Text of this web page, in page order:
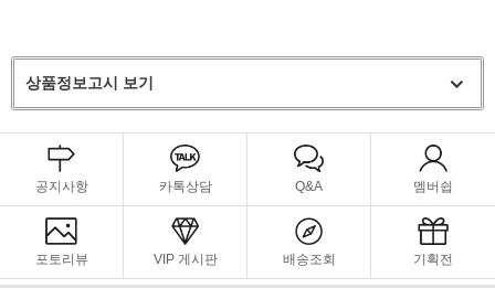
상품정보고시 보기
공지사항 카톡상담 Q&A 멤버쉽
포토리뷰 VIP 게시판 배송조회 기획전